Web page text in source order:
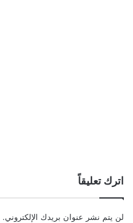
اترك تعليقاً
لن يتم نشر عنوان بريدك الإلكتروني.